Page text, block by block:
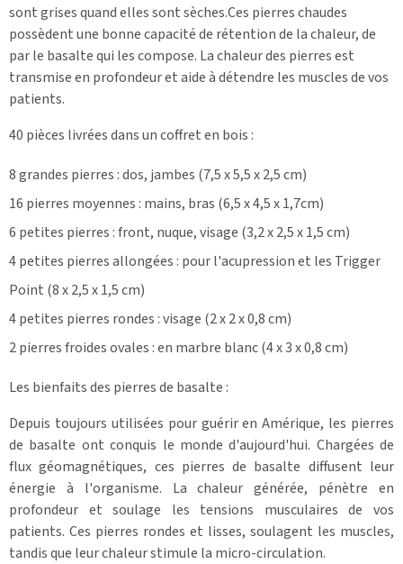
sont grises quand elles sont sèches.Ces pierres chaudes
possèdent une bonne capacité de rétention de la chaleur, de
par le basalte qui les compose. La chaleur des pierres est
transmise en profondeur et aide à détendre les muscles de vos
patients.
40 pièces livrées dans un coffret en bois :
8 grandes pierres : dos, jambes (7,5 x 5,5 x 2,5 cm)
16 pierres moyennes : mains, bras (6,5 x 4,5 x 1,7cm)
6 petites pierres : front, nuque, visage (3,2 x 2,5 x 1,5 cm)
4 petites pierres allongées : pour l'acupression et les Trigger
Point (8 x 2,5 x 1,5 cm)
4 petites pierres rondes : visage (2 x 2 x 0,8 cm)
2 pierres froides ovales : en marbre blanc (4 x 3 x 0,8 cm)
Les bienfaits des pierres de basalte :
Depuis toujours utilisées pour guérir en Amérique, les pierres
de basalte ont conquis le monde d'aujourd'hui. Chargées de
flux géomagnétiques, ces pierres de basalte diffusent leur
énergie à l'organisme. La chaleur générée, pénètre en
profondeur et soulage les tensions musculaires de vos
patients. Ces pierres rondes et lisses, soulagent les muscles,
tandis que leur chaleur stimule la micro-circulation.